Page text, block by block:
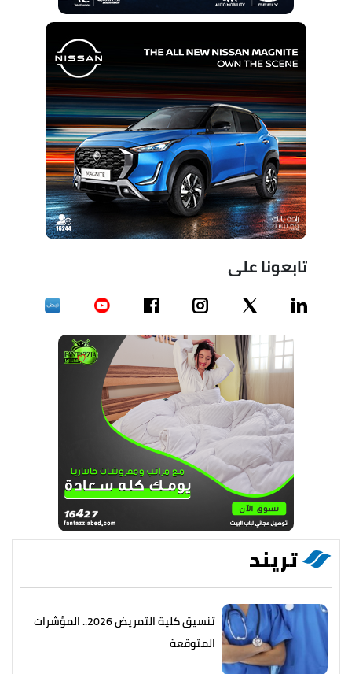
تابعونا على
تريند
تنسيق كلية التمريض 2026.. المؤشرات
المتوقعة